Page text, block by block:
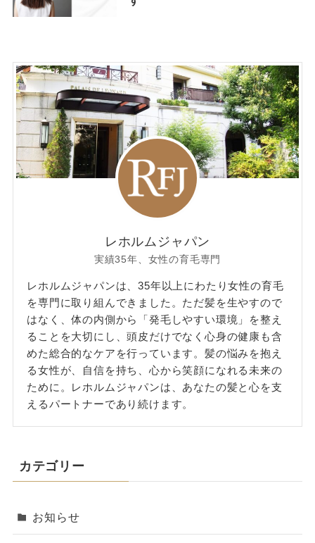
レホルムジャパン
実績35年、女性の育毛専門
レホルムジャパンは、35年以上にわたり女性の育毛
を専門に取り組んできました。ただ髪を生やすので
はなく、体の内側から「発毛しやすい環境」を整え
ることを大切にし、頭皮だけでなく心身の健康も含
めた総合的なケアを行っています。髪の悩みを抱え
る女性が、自信を持ち、心から笑顔になれる未来の
ために。レホルムジャパンは、あなたの髪と心を支
えるパートナーであり続けます。
カテゴリー
お知らせ